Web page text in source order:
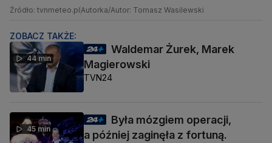
Źródło: tvnmeteo.plAutorka/Autor: Tomasz Wasilewski
ZOBACZ TAKŻE:
44 min
Waldemar Żurek, Marek
Magierowski
TVN24
45 min
Była mózgiem operacji,
a później zaginęła z fortuną.